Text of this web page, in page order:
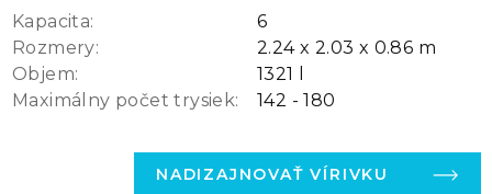
Kapacita:
6
Rozmery:
2.24 x 2.03 x 0.86 m
Objem:
1321 l
Maximálny počet trysiek:
142 - 180
NADIZAJNOVAŤ VÍRIVKU